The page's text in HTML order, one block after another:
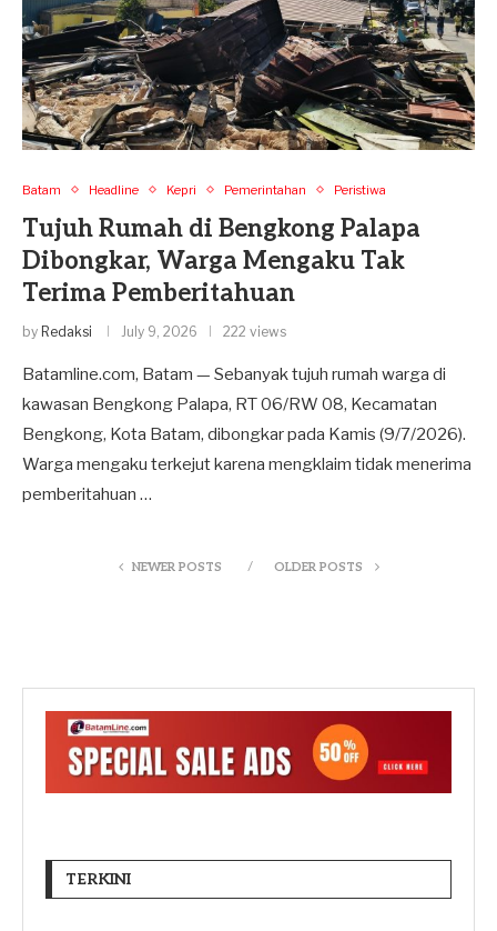
Batam Headline Kepri Pemerintahan Peristiwa
Tujuh Rumah di Bengkong Palapa
Dibongkar, Warga Mengaku Tak
Terima Pemberitahuan
by Redaksi July 9, 2026 222 views
Batamline.com, Batam — Sebanyak tujuh rumah warga di
kawasan Bengkong Palapa, RT 06/RW 08, Kecamatan
Bengkong, Kota Batam, dibongkar pada Kamis (9/7/2026).
Warga mengaku terkejut karena mengklaim tidak menerima
pemberitahuan …
NEWER POSTS OLDER POSTS
TERKINI